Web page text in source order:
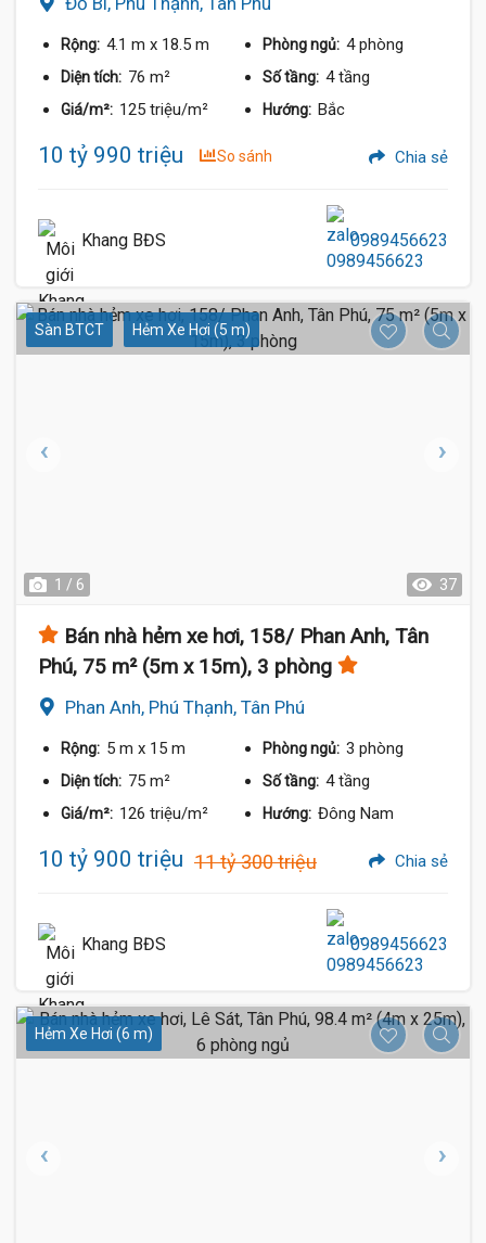
Rộng: 4.1 m x 18.5 m Phòng ngủ: 4 phòng
Diện tích: 76 m² Số tầng: 4 tầng
Giá/m²: 125 triệu/m² Hướng: Bắc
10 tỷ 990 triệu So sánh Chia sẻ
Khang BĐS 0989456623
Sàn BTCT Hẻm Xe Hơi (5 m)
1 / 6 37
Bán nhà hẻm xe hơi, 158/ Phan Anh, Tân
Phú, 75 m² (5m x 15m), 3 phòng
Phan Anh, Phú Thạnh, Tân Phú
Rộng: 5 m x 15 m Phòng ngủ: 3 phòng
Diện tích: 75 m² Số tầng: 4 tầng
Giá/m²: 126 triệu/m² Hướng: Đông Nam
10 tỷ 900 triệu 11 tỷ 300 triệu Chia sẻ
Khang BĐS 0989456623
Hẻm Xe Hơi (6 m)